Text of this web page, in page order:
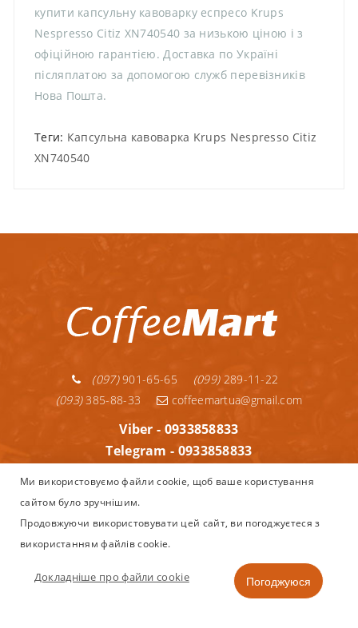
купити капсульну кавоварку еспресо Krups
Nespresso Citiz XN740540 за низькою ціною і з
офіційною гарантією. Доставка по Україні
післяплатою за допомогою служб перевізників
Нова Пошта.
Теги: Капсульна кавоварка Krups Nespresso Citiz
XN740540
(097)901-65-65 (099)289-11-22
(093)385-88-33 coffeemartua@gmail.com
Viber - 0933858833
Telegram - 0933858833
WhatsApp - 0933858833
Інформація
Copyright © 2013–2025Coffeemart.com.ua - інтернет магазин
Nespresso, капсульної та зернової кави, кавоварок і аксесуарів
Ми використовуємо файли cookie, щоб ваше користування
сайтом було зручнішим.
Продовжуючи використовувати цей сайт, ви погоджуєтеся з
використанням файлів cookie.
Докладніше про файли cookie Погоджуюся